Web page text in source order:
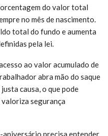
do valor total
no mês de nascimento.
total do fundo e aumenta
pela lei.
ao valor acumulado de
abra mão do saque
causa, o que pode
segurança
aniversário precisa entender